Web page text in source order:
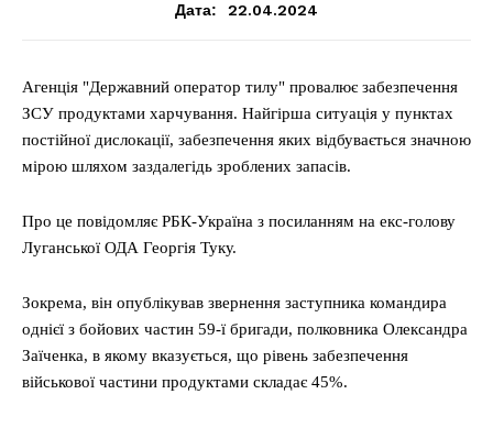
Дата: 22.04.2024
Агенція "Державний оператор тилу" провалює забезпечення
ЗСУ продуктами харчування. Найгірша ситуація у пунктах
постійної дислокації, забезпечення яких відбувається значною
мірою шляхом заздалегідь зроблених запасів.
Про це повідомляє РБК-Україна з посиланням на екс-голову
Луганської ОДА Георгія Туку.
Зокрема, він опублікував звернення заступника командира
однієї з бойових частин 59-ї бригади, полковника Олександра
Заїченка, в якому вказується, що рівень забезпечення
військової частини продуктами складає 45%.